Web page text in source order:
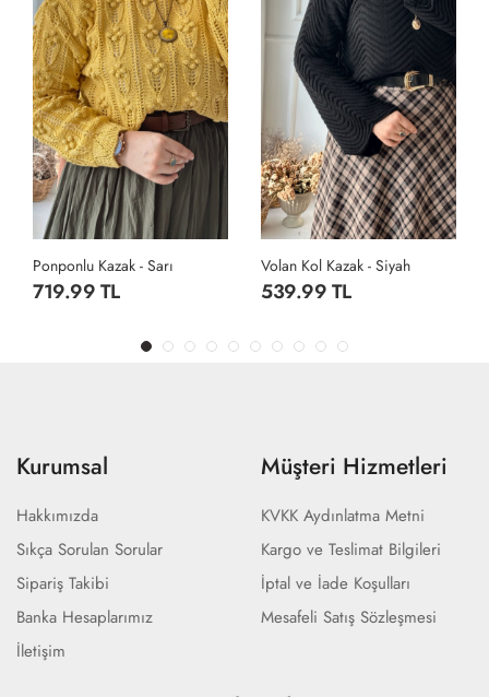
Volan Kol Kazak - Siyah
539.99 TL
Ponponlu Kazak - Tozlu Kahve
719.99 TL
Kurumsal
Hakkımızda
Sıkça Sorulan Sorular
Sipariş Takibi
Banka Hesaplarımız
İletişim
Müşteri Hizmetleri
KVKK Aydınlatma Metni
Kargo ve Teslimat Bilgileri
İptal ve İade Koşulları
Mesafeli Satış Sözleşmesi